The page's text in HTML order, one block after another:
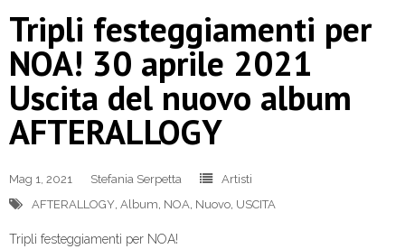
Tripli festeggiamenti per
NOA! 30 aprile 2021
Uscita del nuovo album
AFTERALLOGY
Mag 1, 2021 Stefania Serpetta
Artisti
AFTERALLOGY, Album, NOA, Nuovo, USCITA
Tripli festeggiamenti per NOA!